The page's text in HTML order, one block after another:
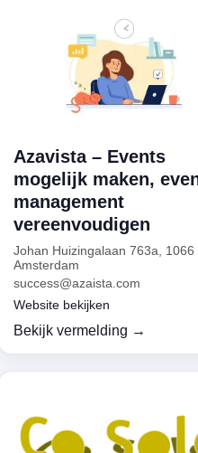
Azavista – Events
mogelijk maken,
management
vereenvoudigen
Johan Huizingalaan 763a, 1066
Amsterdam
success@azaista.com
Website bekijken
Bekijk vermelding →